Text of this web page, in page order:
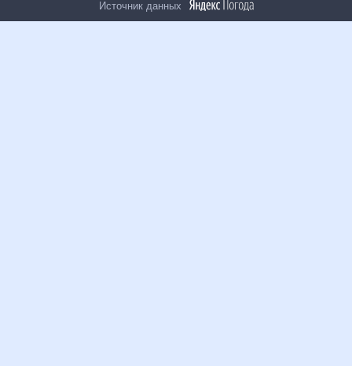
рекомендательные технологии в соответствии с